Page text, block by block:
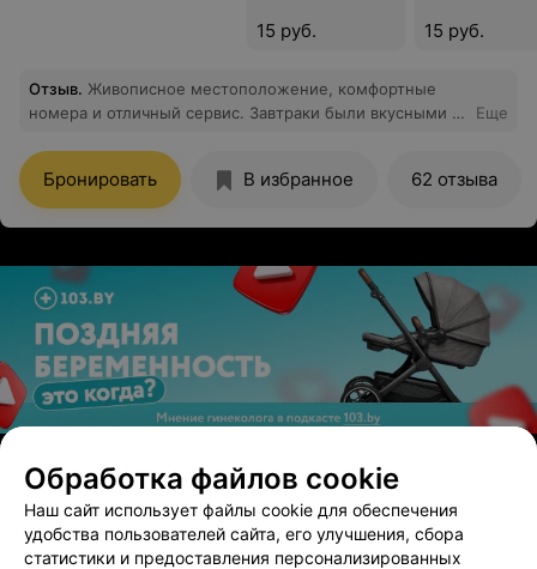
15 руб. 15 руб.
Отзыв. Живописное местоположение, комфортные
номера и отличный сервис. Завтраки были вкусными и
природой, что создает идеальные условия для
спокойного отдыха. Очень рекомендую!
Еще
Бронировать В избранное 62 отзыва
Вам будет интересно
Обработка файлов cookie
Наш сайт использует файлы cookie для обеспечения
удобства пользователей сайта, его улучшения, сбора
статистики и предоставления персонализированных